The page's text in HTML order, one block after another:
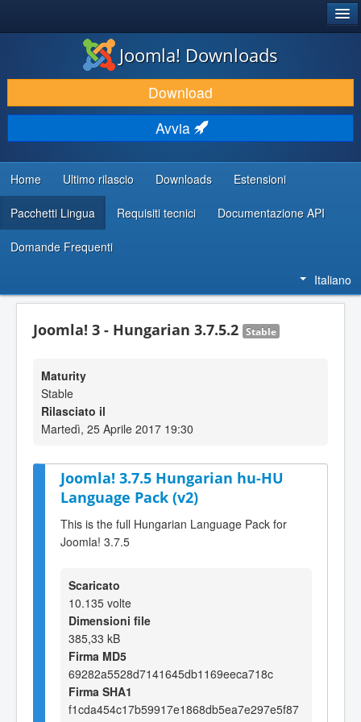
SCARICA & ESTENDI
SCOPRI & IMPARA
COMUNITÀ & SUPPORTO
RISORSE PER SVILUPPATORI
Joomla! Downloads
Download
Avvia
Home Ultimo rilascio Downloads Estensioni
Pacchetti Lingua Requisiti tecnici Documentazione API
Domande Frequenti
Italiano
Joomla! 3 - Hungarian 3.7.5.2 Stable
Maturity
Stable
Rilasciato il
Martedì, 25 Aprile 2017 19:30
Joomla! 3.7.5 Hungarian hu-HU
Language Pack (v2)
This is the full Hungarian Language Pack for
Joomla! 3.7.5
Scaricato
10.135 volte
Dimensioni file
385,33 kB
Firma MD5
69282a5528d7141645db1169eeca718c
Firma SHA1
f1cda454c17b59917e1868db5ea7e297e5f87